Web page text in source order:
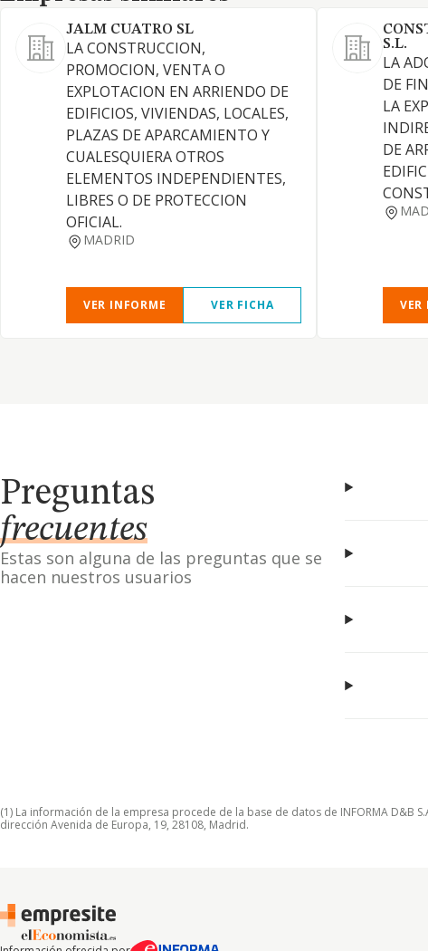
JALM CUATRO SL
LA CONSTRUCCION,
PROMOCION, VENTA O
EXPLOTACION EN ARRIENDO DE
EDIFICIOS, VIVIENDAS, LOCALES,
PLAZAS DE APARCAMIENTO Y
CUALESQUIERA OTROS
ELEMENTOS INDEPENDIENTES,
LIBRES O DE PROTECCION
OFICIAL.
MADRID
VER INFORME VER FICHA
S.L.
LA
DE
LA
DE
VER
Preguntas
frecuentes
Estas son alguna de las preguntas que se
hacen nuestros usuarios
(1) La información de la empresa procede de la base de datos de INFORMA D&B
dirección Avenida de Europa, 19, 28108, Madrid.